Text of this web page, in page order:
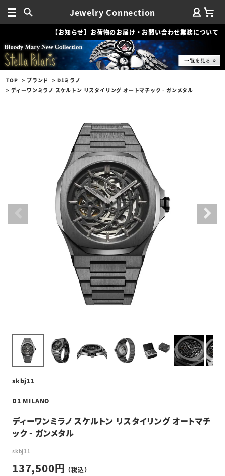
Jewelry Connection
【お知らせ】お荷物のお届け・お問い合わせ業務について
TOP ブランド
D1ミラノ
ディーワンミラノ スケルトン リスタイリング オートマチック - ガンメタル
skbj11
D1 MILANO
ディーワンミラノ スケルトン リスタイリング オートマチ
ック - ガンメタル
skbj11
137,500